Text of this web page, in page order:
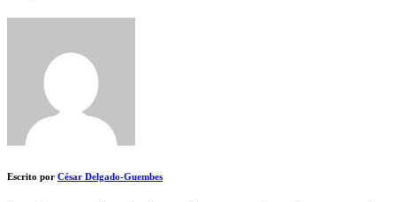
Escrito por César Delgado-Guembes